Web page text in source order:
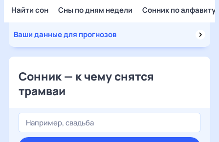
Найти сон Сны по дням недели Сонник по алфавиту
Ваши данные для прогнозов
Сонник — к чему снятся
трамваи